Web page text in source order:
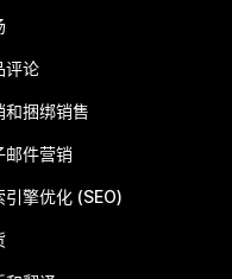
评论
和捆绑销售
邮件营销
引擎优化 (SEO)